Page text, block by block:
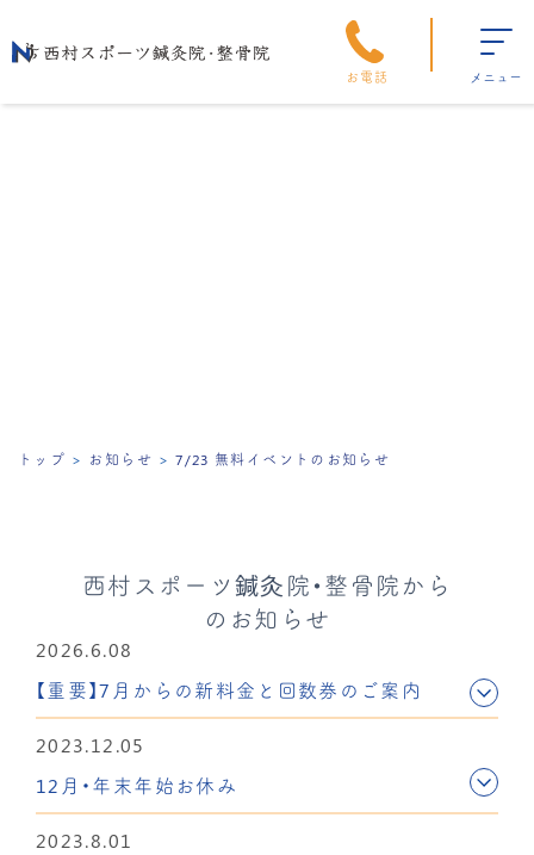
お電話 メニュー
トップ お知らせ 7/23 無料イベントのお知らせ
西村スポーツ鍼灸院・整骨院から
のお知らせ
2026.6.08
【重要】7月からの新料金と回数券のご案内
2023.12.05
12月・年末年始お休み
2023.8.01